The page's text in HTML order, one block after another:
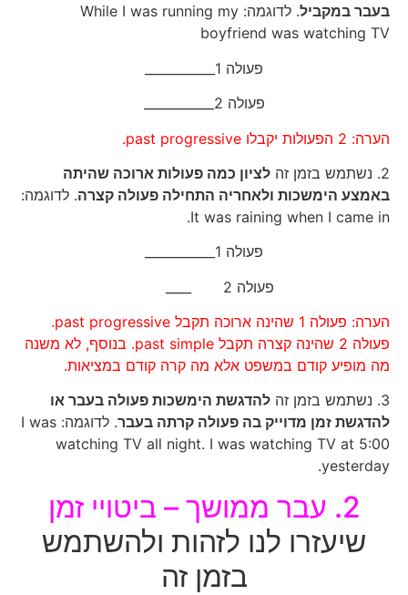
בעבר במקביל
. לדוגמה: While I was running my
boyfriend was watching TV
פעולה 1___________
פעולה 2___________
הערה: 2 הפעולות יקבלו past progressive.
2. נשתמש בזמן זה
לציון כמה פעולות ארוכה שהיתה
באמצע הימשכות ולאחריה התחילה פעולה קצרה. לדוגמה:
It was raining when I came in.
פעולה 1___________
פעולה 2 ____
הערה: פעולה 1 שהינה ארוכה תקבל past progressive.
פעולה 2 שהינה קצרה תקבל past simple. בנוסף, לא משנה
מה מופיע קודם במשפט אלא מה קרה קודם במציאות.
3. נשתמש בזמן זה
להדגשת הימשכות פעולה בעבר או
להדגשת זמן מדוייק בה פעולה קרתה בעבר
. לדוגמה: I was
watching TV all night. I was watching TV at 5:00
yesterday.
2. עבר ממושך – ביטויי זמן
שיעזרו לנו לזהות ולהשתמש
בזמן זה